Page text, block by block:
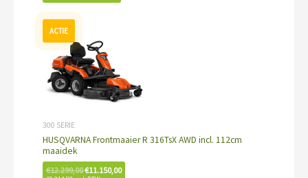
300 SERIE
HUSQVARNA Frontmaaier R 316TsX AWD incl. 112cm
maaidek
€12.299,00
prijs
was:
€12.299,00.
€11.150,00